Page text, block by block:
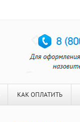
КАК ОПЛАТИТЬ